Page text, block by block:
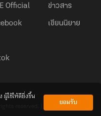
Official ข่าวสาร
เขียนนิยาย
ใช้ให้ดียิ่งขึ้น
ยอมรับ